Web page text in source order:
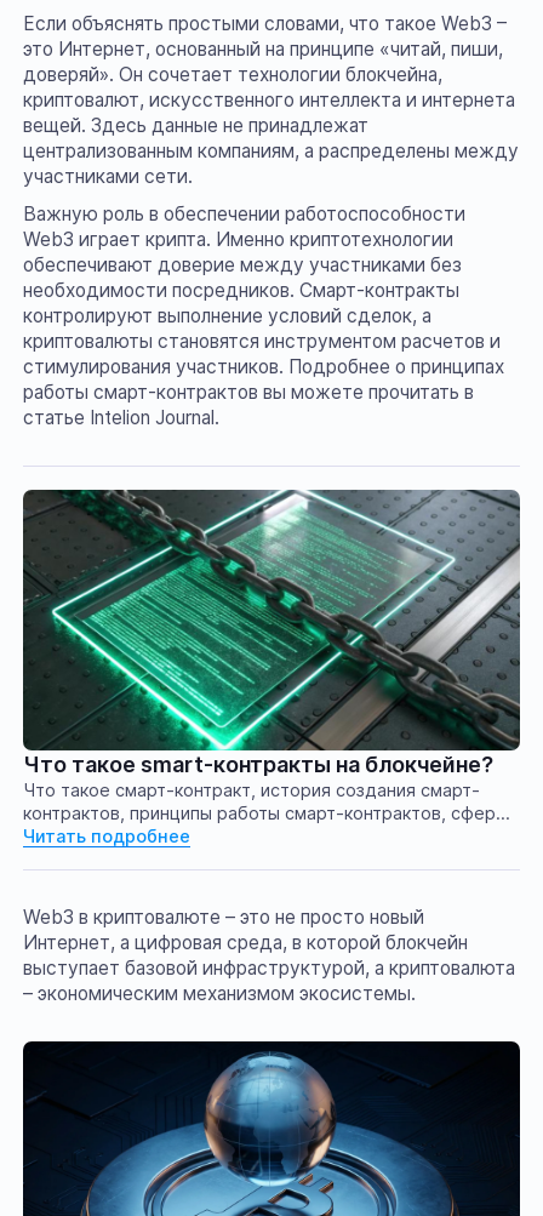
Если объяснять простыми словами, что такое Web3 –
это Интернет, основанный на принципе «читай, пиши,
доверяй». Он сочетает технологии блокчейна,
криптовалют, искусственного интеллекта и интернета
вещей. Здесь данные не принадлежат
централизованным компаниям, а распределены между
участниками сети.
Важную роль в обеспечении работоспособности
Web3 играет крипта. Именно криптотехнологии
обеспечивают доверие между участниками без
необходимости посредников. Смарт-контракты
контролируют выполнение условий сделок, а
криптовалюты становятся инструментом расчетов и
стимулирования участников. Подробнее о принципах
работы смарт-контрактов вы можете прочитать в
статье Intelion Journal.
Что такое smart-контракты на блокчейне?
Что такое смарт-контракт, история создания смарт-
контрактов, принципы работы смарт-контрактов, сферы
применения смарт-контрактов
Читать подробнее
Web3 в криптовалюте – это не просто новый
Интернет, а цифровая среда, в которой блокчейн
выступает базовой инфраструктурой, а криптовалюта
– экономическим механизмом экосистемы.